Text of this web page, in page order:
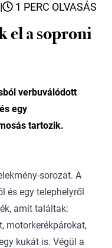
| 1 PERC OLVASÁS
el a soproni
verbuválódott
egy
tartozik.
sorozat. A
és egy telephelyről
amit találtak:
motorkerékpárokat,
kukát is. Végül a